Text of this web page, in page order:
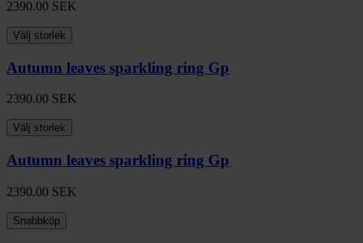
2390.00 SEK
Välj storlek
Autumn leaves sparkling ring Gp
2390.00 SEK
Välj storlek
Autumn leaves sparkling ring Gp
2390.00 SEK
Snabbköp